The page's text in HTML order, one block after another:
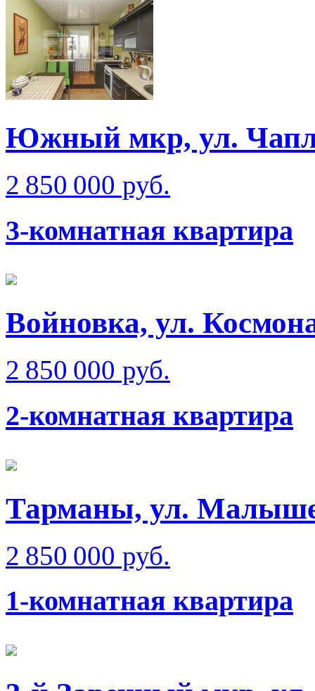
Южный мкр, ул.
2 850 000 руб.
3-комнатная квартира
Войновка, ул.
2 850 000 руб.
2-комнатная квартира
Тарманы, ул.
2 850 000 руб.
1-комнатная квартира